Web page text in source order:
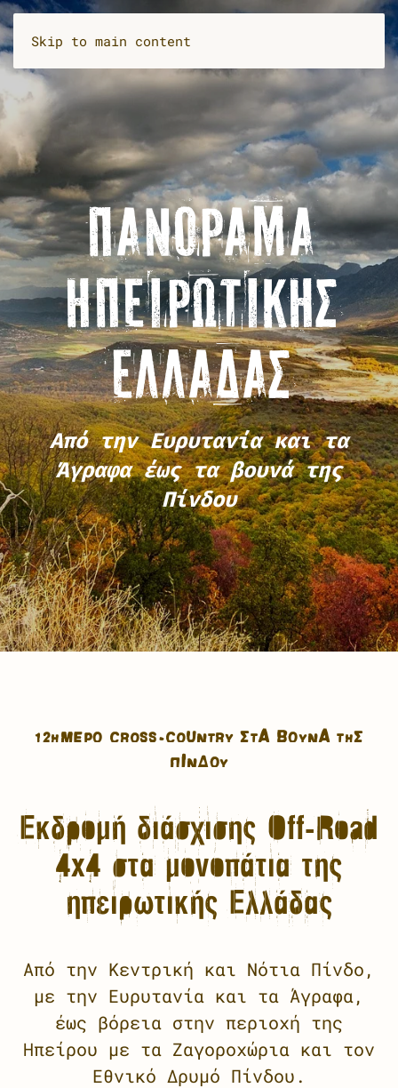
Skip to main content
ΠΑΝΌΡΑΜΑ
ΗΠΕΙΡΩΤΙΚΉΣ
ΕΛΛΆΔΑΣ
Από την Ευρυτανία και τα
Άγραφα έως τα βουνά της
Πίνδου
12ΉΜΕΡΟ CROSS-COUNTRY ΣΤΑ ΒΟΥΝΆ ΤΗΣ
ΠΊΝΔΟΥ
Εκδρομή διάσχισης Off-Road
4x4 στα μονοπάτια της
ηπειρωτικής Ελλάδας
Από την Κεντρική και Νότια Πίνδο,
με την Ευρυτανία και τα Άγραφα,
έως βόρεια στην περιοχή της
Ηπείρου με τα Ζαγοροχώρια και τον
Εθνικό Δρυμό Πίνδου.